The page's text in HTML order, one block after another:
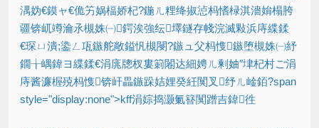
湡妫€鏌ャ€佹竻娲楅娇杞?鍦ㄦ粴绛掓惉杩愭椂淇濇姢榻胯
疆锛屼竴瀹氶槻姝㈠鍔涘強纭墿鐩存帴浣滅敤浜庤緤鍒
€琛ㄩ潰;鍌ㄥ瓨鏃舵敞鎰忛槻閿?鏃ュ父杩愯鏃堕槻姝㈠紓
鐗╁嵎鍏ヨ緤鍒€涓庣牕杈婁箣闂达細娉ㄦ剰妯″垏杞村ご涓
庤酱濂楃殑杩愯锛屽畾鏃跺姞娌癸紝闃叉纾ㄦ崯銆?span
style="display:none">kff涓婃捣灏氭簮闃蹭吉鍏徃